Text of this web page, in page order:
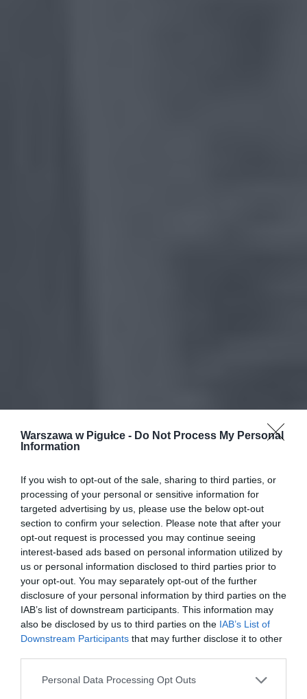
Warszawa w Pigułce - Do Not Process My Personal
Information
If you wish to opt-out of the sale, sharing to third parties, or
processing of your personal or sensitive information for
targeted advertising by us, please use the below opt-out
section to confirm your selection. Please note that after your
opt-out request is processed you may continue seeing
interest-based ads based on personal information utilized by
us or personal information disclosed to third parties prior to
your opt-out. You may separately opt-out of the further
disclosure of your personal information by third parties on the
IAB’s list of downstream participants. This information may
also be disclosed by us to third parties on the IAB’s List of
Downstream Participants that may further disclose it to other
Personal Data Processing Opt Outs